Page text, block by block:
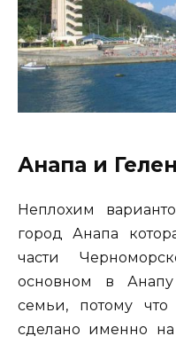
Анапа и
Неплохим
город Анапа
части
основном в Анапу
семьи, потому
сделано именно